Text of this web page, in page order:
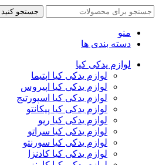
جستجو کنید
منو
دسته بندی ها
لوازم یدکی کیا
لوازم یدکی کیا اپتیما
لوازم یدکی کیا اپیروس
لوازم یدکی کیا اسپورتیج
لوازم یدکی کیا پیکانتو
لوازم یدکی کیا ریو
لوازم یدکی کیا سراتو
لوازم یدکی کیا سورنتو
لوازم یدکی کیا کادنزا